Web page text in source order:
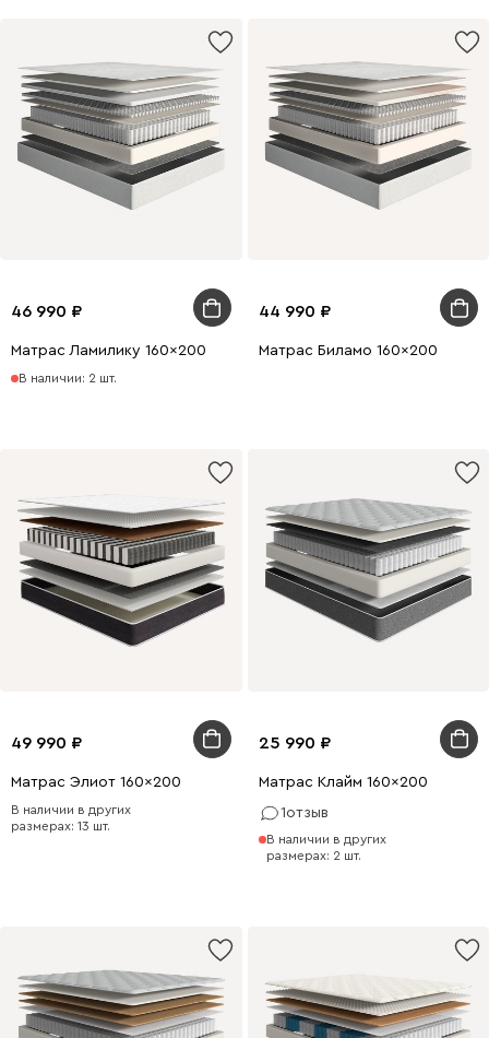
46 990
Матрас Ламилику 160x200
В наличии: 2 шт.
44 990
Матрас Биламо 160x200
49 990
Матрас Элиот 160x200
В наличии в других
размерах: 13 шт.
25 990
Матрас Клайм 160x200
1отзыв
В наличии в других
размерах: 2 шт.